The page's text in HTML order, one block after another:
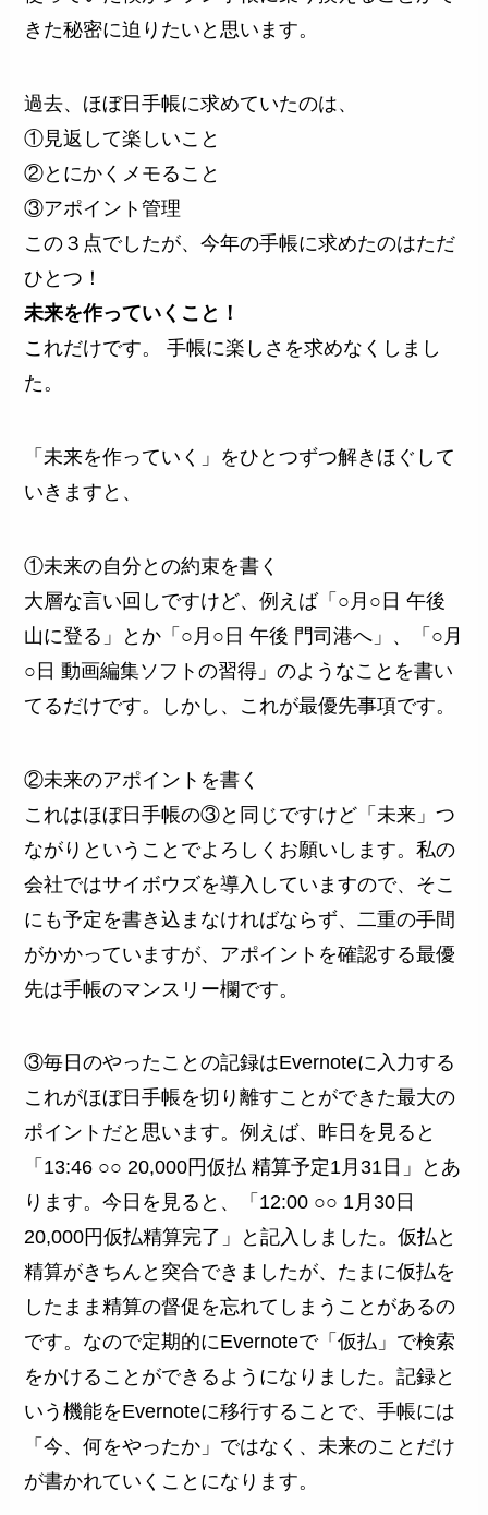
きた秘密に迫りたいと思います。
過去、ほぼ日手帳に求めていたのは、
①見返して楽しいこと
②とにかくメモること
③アポイント管理
この３点でしたが、今年の手帳に求めたのはただ
ひとつ！
未来を作っていくこと！
これだけです。 手帳に楽しさを求めなくしまし
た。
「未来を作っていく」をひとつずつ解きほぐして
いきますと、
①未来の自分との約束を書く
大層な言い回しですけど、例えば「○月○日 午後
山に登る」とか「○月○日 午後 門司港へ」、「○月
○日 動画編集ソフトの習得」のようなことを書い
てるだけです。しかし、これが最優先事項です。
②未来のアポイントを書く
これはほぼ日手帳の③と同じですけど「未来」つ
ながりということでよろしくお願いします。私の
会社ではサイボウズを導入していますので、そこ
にも予定を書き込まなければならず、二重の手間
がかかっていますが、アポイントを確認する最優
先は手帳のマンスリー欄です。
③毎日のやったことの記録はEvernoteに入力する
これがほぼ日手帳を切り離すことができた最大の
ポイントだと思います。例えば、昨日を見ると
「13:46 ○○ 20,000円仮払 精算予定1月31日」とあ
ります。今日を見ると、「12:00 ○○ 1月30日
20,000円仮払精算完了」と記入しました。仮払と
精算がきちんと突合できましたが、たまに仮払を
したまま精算の督促を忘れてしまうことがあるの
です。なので定期的にEvernoteで「仮払」で検索
をかけることができるようになりました。記録と
いう機能をEvernoteに移行することで、手帳には
「今、何をやったか」ではなく、未来のことだけ
が書かれていくことになります。